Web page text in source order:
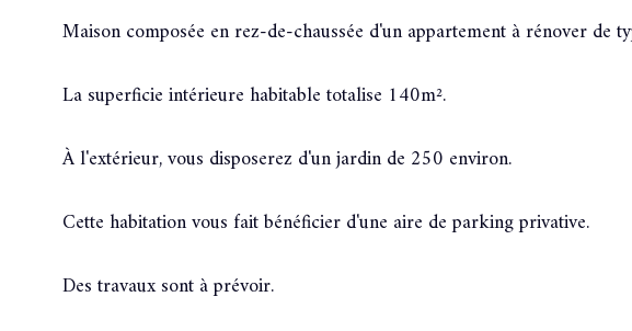
Maison composée en rez-de-chaussée d'un appartement à rénover de
La superficie intérieure habitable totalise 140m².
À l'extérieur, vous disposerez d'un jardin de 250 environ.
Cette habitation vous fait bénéficier d'une aire de parking privative.
Des travaux sont à prévoir.